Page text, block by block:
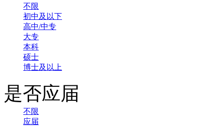
不限
初中及以下
高中/中专
大专
本科
硕士
博士及以上
是否应届
不限
应届